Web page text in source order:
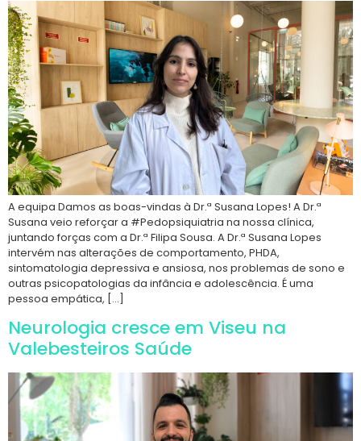
A equipa Damos as boas-vindas à Dr.ª Susana Lopes! A Dr.ª
Susana veio reforçar a #Pedopsiquiatria na nossa clínica,
juntando forças com a Dr.ª Filipa Sousa. A Dr.ª Susana Lopes
intervém nas alterações de comportamento, PHDA,
sintomatologia depressiva e ansiosa, nos problemas de sono e
outras psicopatologias da infância e adolescência. É uma
pessoa empática, […]
Neurologia cresce em Viseu na
Valebesteiros Saúde